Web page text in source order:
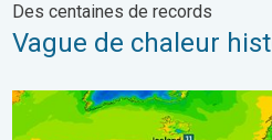
Des centaines de records
Vague de chaleur
Une nouvelle poussée de